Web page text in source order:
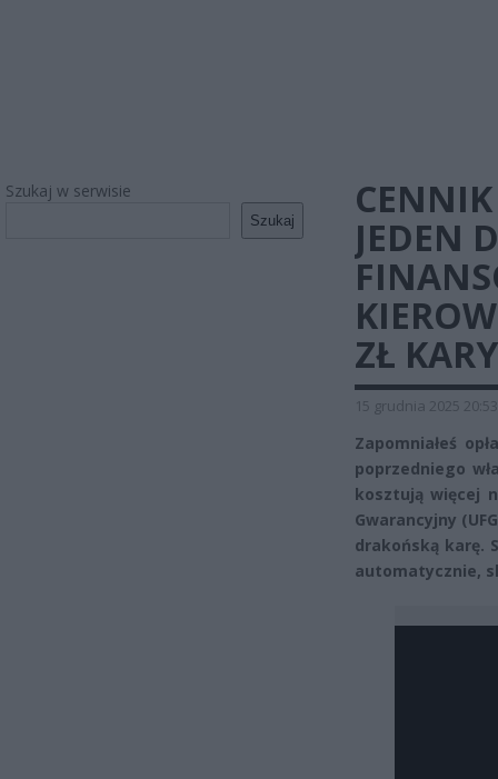
Szukaj w serwisie
Szukaj
JEDEN
ZŁ KARY
15 grudnia 2025 20:53
Zapomniałeś
poprzedniego
kosztują więcej
Gwarancyjny
drakońską karę.
automatycznie,